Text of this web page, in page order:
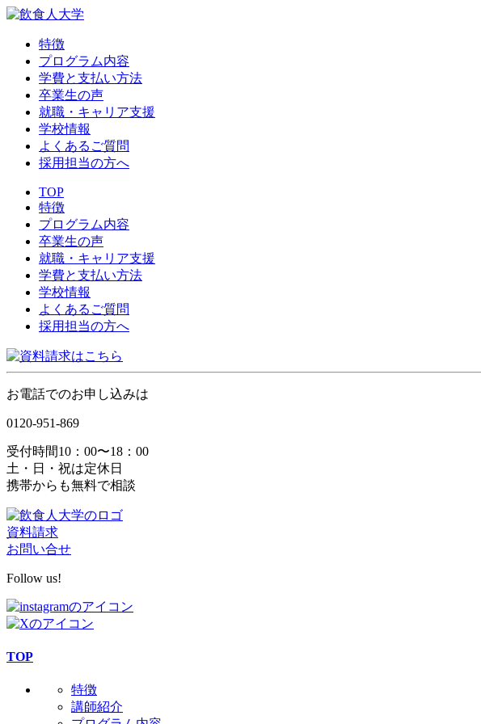
特徴
プログラム内容
学費と支払い方法
卒業生の声
就職・キャリア支援
学校情報
よくあるご質問
採用担当の方へ
TOP
特徴
プログラム内容
卒業生の声
就職・キャリア支援
学費と支払い方法
学校情報
よくあるご質問
採用担当の方へ
お電話でのお申し込みは
0120-951-869
受付時間10：00〜18：00
土・日・祝は定休日
携帯からも無料で相談
資料請求
お問い合せ
Follow us!
TOP
特徴
講師紹介